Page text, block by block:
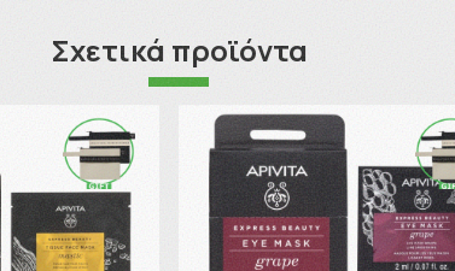
Σχετικά προϊόντα